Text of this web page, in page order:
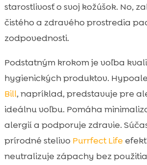
starostlivosť o svoj kožúšok. No,
čistého a zdravého prostredia
zodpovednosti.
Podstatným krokom je voľba
hygienických produktov.
Bill, napríklad, predstavuje pre
ideálnu voľbu. Pomáha
alergií a podporuje zdravie.
prírodné stelivo Purrfect Life
neutralizuje zápachy bez